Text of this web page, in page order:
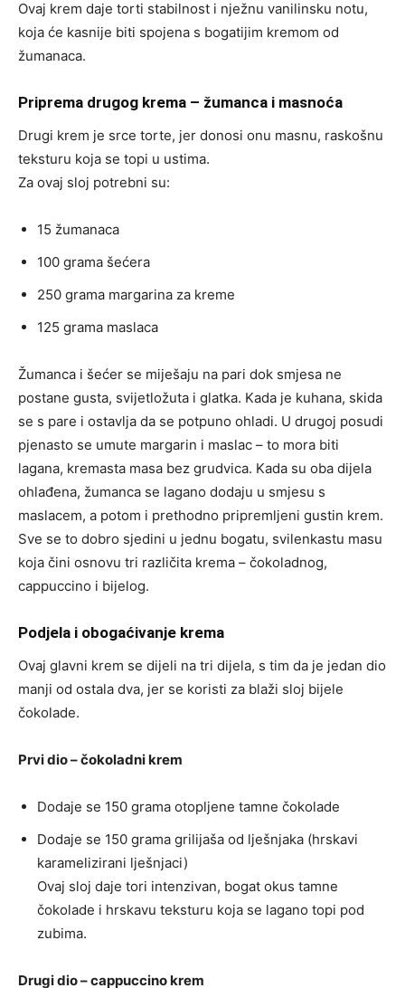
Ovaj krem daje torti stabilnost i nježnu vanilinsku notu,
koja će kasnije biti spojena s bogatijim kremom od
žumanaca.
Priprema drugog krema – žumanca i masnoća
Drugi krem je srce torte, jer donosi onu masnu, raskošnu
teksturu koja se topi u ustima.
Za ovaj sloj potrebni su:
15 žumanaca
100 grama šećera
250 grama margarina za kreme
125 grama maslaca
Žumanca i šećer se miješaju na pari dok smjesa ne
postane gusta, svijetložuta i glatka. Kada je kuhana, skida
se s pare i ostavlja da se potpuno ohladi. U drugoj posudi
pjenasto se umute margarin i maslac – to mora biti
lagana, kremasta masa bez grudvica. Kada su oba dijela
ohlađena, žumanca se lagano dodaju u smjesu s
maslacem, a potom i prethodno pripremljeni gustin krem.
Sve se to dobro sjedini u jednu bogatu, svilenkastu masu
koja čini osnovu tri različita krema – čokoladnog,
cappuccino i bijelog.
Podjela i obogaćivanje krema
Ovaj glavni krem se dijeli na tri dijela, s tim da je jedan dio
manji od ostala dva, jer se koristi za blaži sloj bijele
čokolade.
Prvi dio – čokoladni krem
Dodaje se 150 grama otopljene tamne čokolade
Dodaje se 150 grama grilijaša od lješnjaka (hrskavi
karamelizirani lješnjaci)
Ovaj sloj daje tori intenzivan, bogat okus tamne
čokolade i hrskavu teksturu koja se lagano topi pod
zubima.
Drugi dio – cappuccino krem